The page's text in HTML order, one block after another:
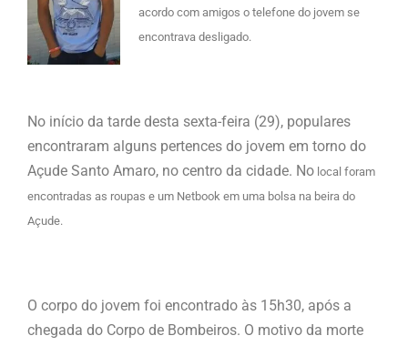
acordo com amigos o telefone do jovem se
encontrava desligado.
No início da tarde desta sexta-feira (29), populares
encontraram alguns pertences do jovem em torno do
Açude Santo Amaro, no centro da cidade. No local foram
encontradas as roupas e um Netbook em uma bolsa na beira do
Açude.
O corpo do jovem foi encontrado às 15h30, após a
chegada do Corpo de Bombeiros. O motivo da morte